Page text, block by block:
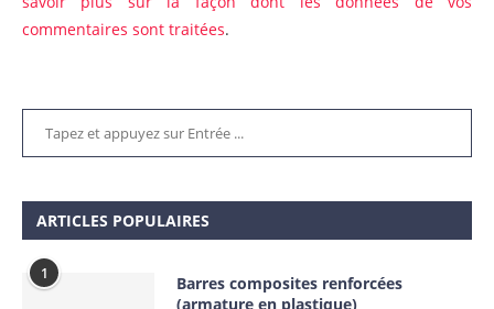
commentaires sont traitées.
ARTICLES POPULAIRES
1
Barres composites renforcées
(armature en plastique)